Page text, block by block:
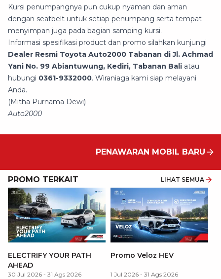
Kursi penumpangnya pun cukup nyaman dan aman
dengan seatbelt untuk setiap penumpang serta tempat
menyimpan juga pada bagian samping kursi.
Informasi spesifikasi product dan promo silahkan kunjungi
Dealer Resmi Toyota Auto2000 Tabanan di Jl. Achmad
Yani No. 99 Abiantuwung, Kediri, Tabanan Bali atau
hubungi 0361-9332000. Wiraniaga kami siap melayani
Anda.
(Mitha Purnama Dewi)
Auto2000
PENAWARAN MOBIL BARU
PROMO TERKAIT LIHAT SEMUA
ELECTRIFY YOUR PATH
AHEAD
30 Jul 2026 - 31 Ags 2026
Promo Veloz HEV
1 Jul 2026 - 31 Ags 2026